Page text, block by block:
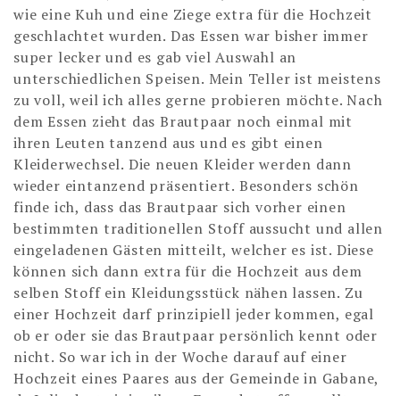
wie eine Kuh und eine Ziege extra für die Hochzeit
geschlachtet wurden. Das Essen war bisher immer
super lecker und es gab viel Auswahl an
unterschiedlichen Speisen. Mein Teller ist meistens
zu voll, weil ich alles gerne probieren möchte. Nach
dem Essen zieht das Brautpaar noch einmal mit
ihren Leuten tanzend aus und es gibt einen
Kleiderwechsel. Die neuen Kleider werden dann
wieder eintanzend präsentiert. Besonders schön
finde ich, dass das Brautpaar sich vorher einen
bestimmten traditionellen Stoff aussucht und allen
eingeladenen Gästen mitteilt, welcher es ist. Diese
können sich dann extra für die Hochzeit aus dem
selben Stoff ein Kleidungsstück nähen lassen. Zu
einer Hochzeit darf prinzipiell jeder kommen, egal
ob er oder sie das Brautpaar persönlich kennt oder
nicht. So war ich in der Woche darauf auf einer
Hochzeit eines Paares aus der Gemeinde in Gabane,